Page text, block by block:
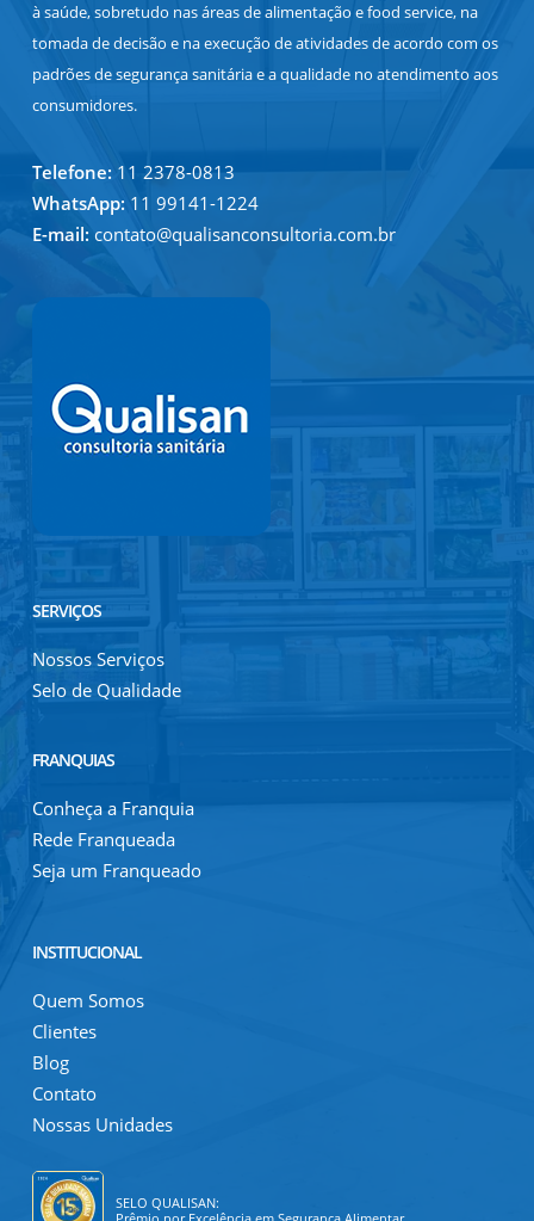
à saúde, sobretudo nas áreas de alimentação e food service, na
tomada de decisão e na execução de atividades de acordo com os
padrões de segurança sanitária e a qualidade no atendimento aos
consumidores.
Telefone:11 2378-0813
WhatsApp:11 99141-1224
E-mail: contato@qualisanconsultoria.com.br
SERVIÇOS
Nossos Serviços
Selo de Qualidade
FRANQUIAS
Conheça a Franquia
Rede Franqueada
Seja um Franqueado
INSTITUCIONAL
Quem Somos
Clientes
Blog
Contato
Nossas Unidades
SELO QUALISAN: